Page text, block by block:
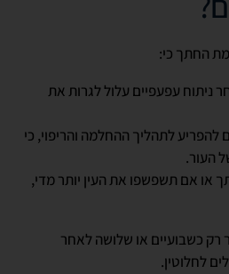
החתך כי:
ניתוח עפעפיים עלול לגרות את
להפריע לתהליך ההחלמה והריפוי, כי
העור.
או אם תשפשפו את העין יותר מדי,
רק כשבועיים או שלושה לאחר
לחלוטין.